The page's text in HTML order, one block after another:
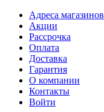
Адреса магазинов
Акции
Рассрочка
Оплата
Доставка
Гарантия
О компании
Контакты
Войти